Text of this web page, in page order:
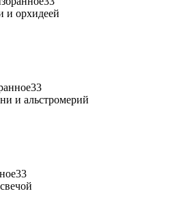
и орхидеей
и альстромерий